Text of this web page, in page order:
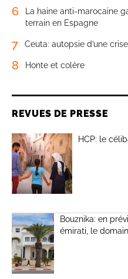
6
La haine anti-marocaine
terrain en Espagne
7 Ceuta: autopsie d’une
8 Honte et colère
REVUES DE PRESSE
HCP: le
Bouznika: en
émirati, le